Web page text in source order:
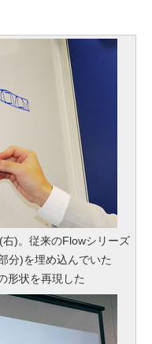
)。従来のFlowシリーズ
分)を埋め込んでいた
形状を再現した